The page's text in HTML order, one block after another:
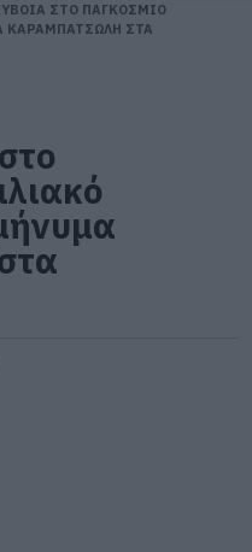
ΣΤΟ ΠΑΓΚΟΣΜΙΟ
ΚΑΡΑΜΠΑΤΣΩΛΗ ΣΤΑ